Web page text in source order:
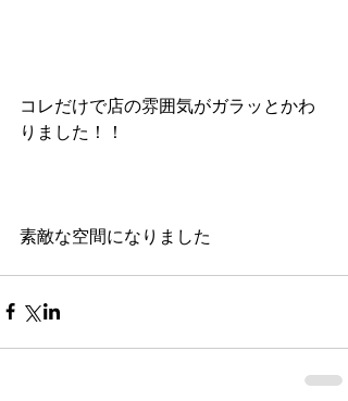
コレだけで店の雰囲気がガラッとかわ
りました！！
素敵な空間になりました